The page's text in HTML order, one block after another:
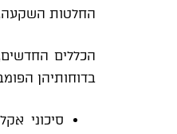
החלטות השקעה,
בדוחותיהן
סיכוני